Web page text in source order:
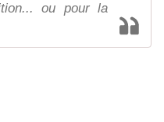
ou pour la